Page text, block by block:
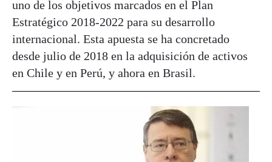
uno de los objetivos marcados en el Plan
Estratégico 2018-2022 para su desarrollo
internacional. Esta apuesta se ha concretado
desde julio de 2018 en la adquisición de activos
en Chile y en Perú, y ahora en Brasil.